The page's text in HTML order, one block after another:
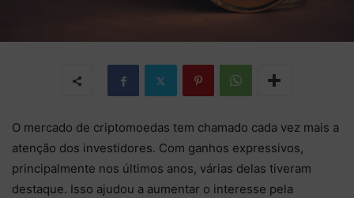
O mercado de criptomoedas tem chamado cada vez mais a
atenção dos investidores. Com ganhos expressivos,
principalmente nos últimos anos, várias delas tiveram
destaque. Isso ajudou a aumentar o interesse pela